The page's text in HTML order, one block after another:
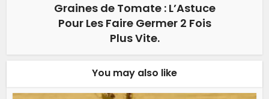
Graines de Tomate : L’Astuce
Pour Les Faire Germer 2 Fois
Plus Vite.
You may also like